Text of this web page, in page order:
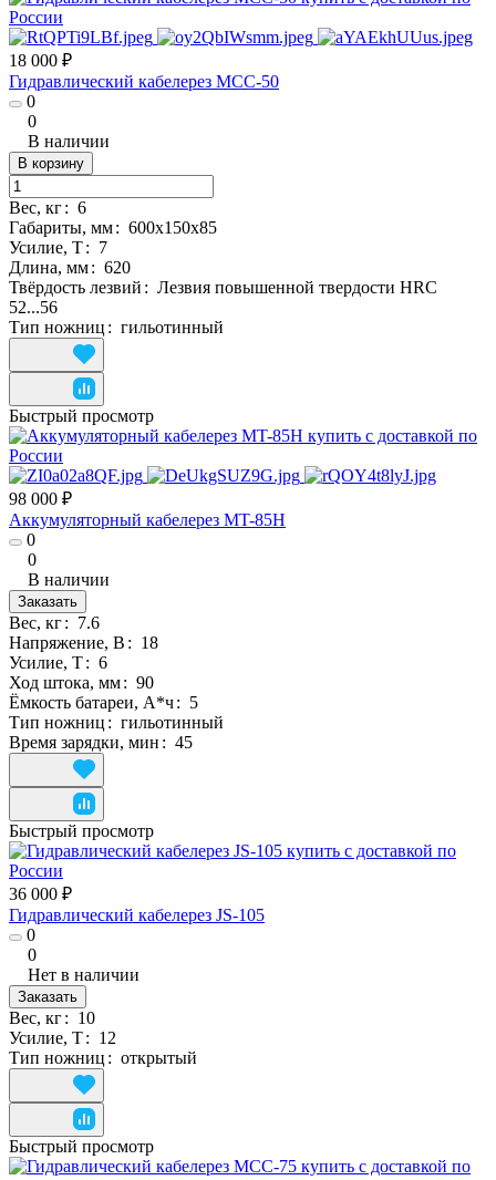
18 000 ₽
Гидравлический кабелерез MCC-50
0
0
В наличии
В корзину
Вес, кг: 6
Габариты, мм: 600х150х85
Усилие, Т: 7
Длина, мм: 620
Твёрдость лезвий : Лезвия повышенной твердости HRC
52...56
Тип ножниц : гильотинный
Быстрый просмотр
98 000 ₽
Аккумуляторный кабелерез MT-85H
0
0
В наличии
Заказать
Вес, кг: 7.6
Напряжение, В : 18
Усилие, Т: 6
Ход штока, мм: 90
Ёмкость батареи, А*ч: 5
Тип ножниц : гильотинный
Время зарядки, мин : 45
Быстрый просмотр
36 000 ₽
Гидравлический кабелерез JS-105
0
0
Нет в наличии
Заказать
Вес, кг: 10
Усилие, Т: 12
Тип ножниц : открытый
Быстрый просмотр